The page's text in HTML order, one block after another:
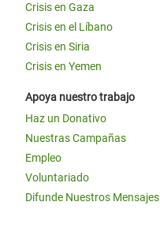
Crisis en Gaza
Crisis en el Líbano
Crisis en Siria
Crisis en Yemen
Apoya nuestro trabajo
Haz un Donativo
Nuestras Campañas
Empleo
Voluntariado
Difunde Nuestros Mensajes